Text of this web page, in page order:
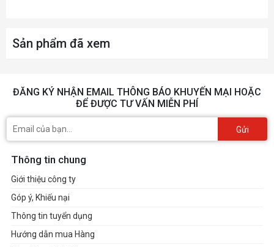
Max GPU
357mm x 79mm x 180mm
power connector)
Max CPU
Cooler Height
Max PSU
Length
Dimensions (H
Weight
Sản phẩm đã xem
ĐĂNG KÝ NHẬN EMAIL THÔNG BÁO KHUYẾN MẠI HOẶC
ĐỂ ĐƯỢC TƯ VẤN MIỄN PHÍ
Gửi
Thông tin chung
Giới thiệu công ty
Góp ý, Khiếu nại
Thông tin tuyển dụng
Hướng dẫn mua Hàng